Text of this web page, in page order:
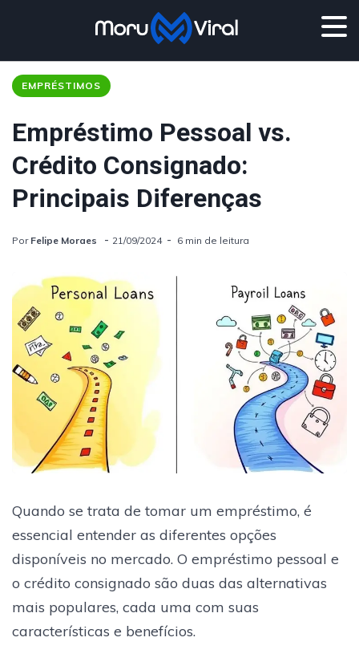
EMPRÉSTIMOS
Empréstimo Pessoal vs.
Crédito Consignado:
Principais Diferenças
Por Felipe Moraes 21/09/2024 6 min de leitura
Quando se trata de tomar um empréstimo, é
essencial entender as diferentes opções
disponíveis no mercado. O empréstimo pessoal e
o crédito consignado são duas das alternativas
mais populares, cada uma com suas
características e benefícios.